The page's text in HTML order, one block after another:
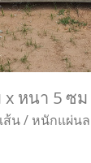
x หนา 5 ซ
ส้น / หนักแผ่น